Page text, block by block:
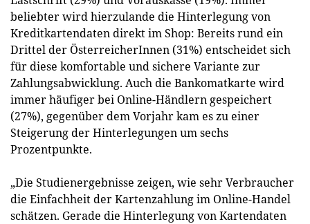
beliebter wird hierzulande die Hinterlegung von
Kreditkartendaten direkt im Shop: Bereits rund ein
Drittel der ÖsterreicherInnen (31%) entscheidet sich
für diese komfortable und sichere Variante zur
Zahlungsabwicklung. Auch die Bankomatkarte wird
immer häufiger bei Online-Händlern gespeichert
(27%), gegenüber dem Vorjahr kam es zu einer
Steigerung der Hinterlegungen um sechs
Prozentpunkte.
„Die Studienergebnisse zeigen, wie sehr Verbraucher
die Einfachheit der Kartenzahlung im Online-Handel
schätzen. Gerade die Hinterlegung von Kartendaten